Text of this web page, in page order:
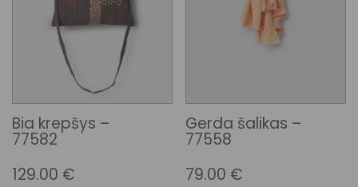
Bia krepšys –
77582
129.00 €
Gerda šalikas –
77558
79.00 €